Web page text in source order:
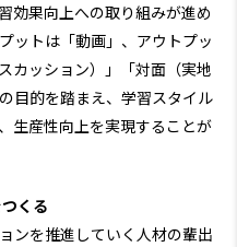
効果向上への取り組みが進め
ットは「動画」、アウトプッ
カッション）」「対面（実地
目的を踏まえ、学習スタイル
生産性向上を実現することが
くる
ンを推進していく人材の輩出